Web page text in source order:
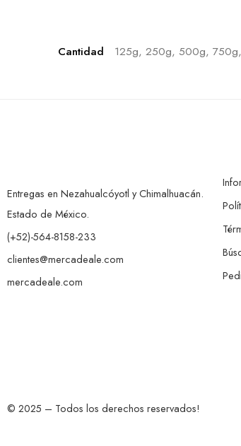
Cantidad 125g, 250g, 500g,
Entregas en Nezahualcóyotl y Chimalhuacán.
Estado de México.
(+52)-564-8158-233
clientes@mercadeale.com
mercadeale.com
© 2025 – Todos los derechos reservados!